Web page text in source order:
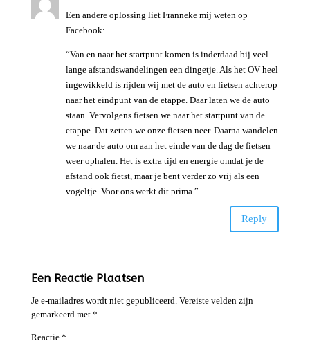
Een andere oplossing liet Franneke mij weten op
Facebook:
“Van en naar het startpunt komen is inderdaad bij veel
lange afstandswandelingen een dingetje. Als het OV heel
ingewikkeld is rijden wij met de auto en fietsen achterop
naar het eindpunt van de etappe. Daar laten we de auto
staan. Vervolgens fietsen we naar het startpunt van de
etappe. Dat zetten we onze fietsen neer. Daarna wandelen
we naar de auto om aan het einde van de dag de fietsen
weer ophalen. Het is extra tijd en energie omdat je de
afstand ook fietst, maar je bent verder zo vrij als een
vogeltje. Voor ons werkt dit prima.”
Reply
Een Reactie Plaatsen
Je e-mailadres wordt niet gepubliceerd. Vereiste velden zijn
gemarkeerd met *
Reactie *